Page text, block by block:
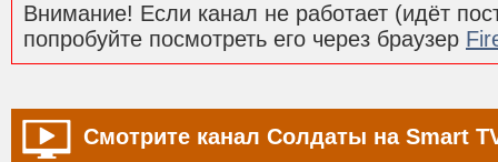
Внимание! Если канал не работает (идёт
попробуйте посмотреть его через браузер
Смотрите канал Солдаты на Smart